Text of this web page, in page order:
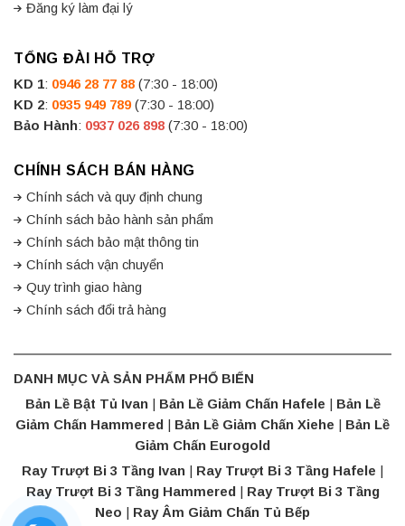
Đăng ký làm đại lý
TỔNG ĐÀI HỖ TRỢ
KD 1: 0946 28 77 88 (7:30 - 18:00)
KD 2: 0935 949 789 (7:30 - 18:00)
Bảo Hành: 0937 026 898 (7:30 - 18:00)
CHÍNH SÁCH BÁN HÀNG
Chính sách và quy định chung
Chính sách bảo hành sản phẩm
Chính sách bảo mật thông tin
Chính sách vận chuyển
Quy trình giao hàng
Chính sách đổi trả hàng
DANH MỤC VÀ SẢN PHẨM PHỔ BIẾN
Bản Lề Bật Tủ Ivan | Bản Lề Giảm Chấn Hafele | Bản Lề
Giảm Chấn Hammered | Bản Lề Giảm Chấn Xiehe | Bản Lề
Giảm Chấn Eurogold
Ray Trượt Bi 3 Tầng Ivan | Ray Trượt Bi 3 Tầng Hafele |
Ray Trượt Bi 3 Tầng Hammered | Ray Trượt Bi 3 Tầng
Neo | Ray Âm Giảm Chấn Tủ Bếp